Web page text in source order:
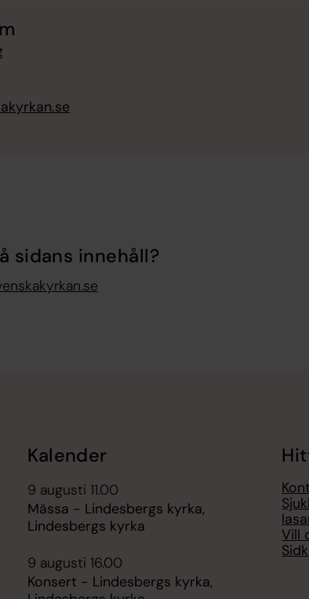
sidans innehåll?
Kalender
9 augusti 11.00
Mässa - Lindesbergs kyrka,
Lindesbergs kyrka
9 augusti 16.00
Konsert - Lindesbergs kyrka,
Vill